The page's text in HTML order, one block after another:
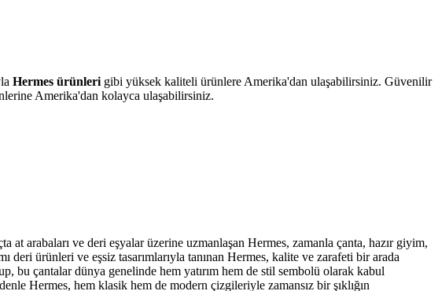
Hermes ürünleri gibi yüksek kaliteli ürünlere Amerika'dan ulaşabilirsiniz. Güvenilir
Amerika'dan kolayca ulaşabilirsiniz.
at arabaları ve deri eşyalar üzerine uzmanlaşan Hermes, zamanla çanta, hazır giyim,
deri ürünleri ve eşsiz tasarımlarıyla tanınan Hermes, kalite ve zarafeti bir arada
bu çantalar dünya genelinde hem yatırım hem de stil sembolü olarak kabul
Hermes, hem klasik hem de modern çizgileriyle zamansız bir şıklığın